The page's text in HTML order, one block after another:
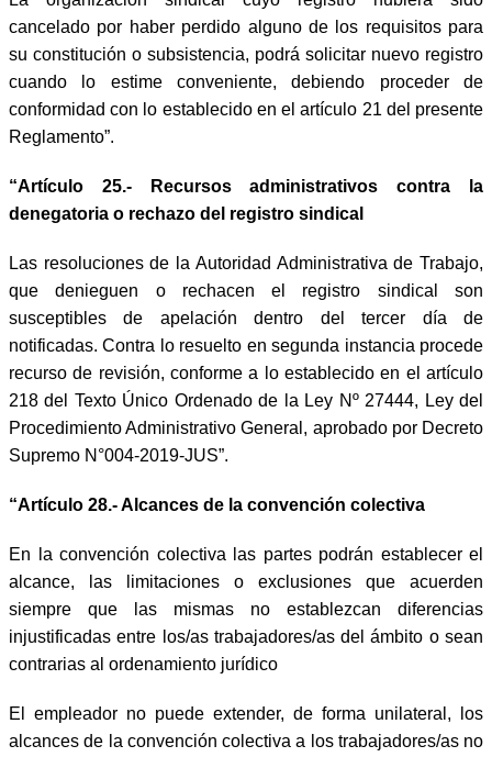
cancelado por haber perdido alguno de los requisitos para
su constitución o subsistencia, podrá solicitar nuevo registro
cuando lo estime conveniente, debiendo proceder de
conformidad con lo establecido en el artículo 21 del presente
Reglamento”.
“Artículo 25.- Recursos administrativos contra la
denegatoria o rechazo del registro sindical
Las resoluciones de la Autoridad Administrativa de Trabajo,
que denieguen o rechacen el registro sindical son
susceptibles de apelación dentro del tercer día de
notificadas. Contra lo resuelto en segunda instancia procede
recurso de revisión, conforme a lo establecido en el artículo
218 del Texto Único Ordenado de la Ley Nº 27444, Ley del
Procedimiento Administrativo General, aprobado por Decreto
Supremo N°004-2019-JUS”.
“Artículo 28.- Alcances de la convención colectiva
En la convención colectiva las partes podrán establecer el
alcance, las limitaciones o exclusiones que acuerden
siempre que las mismas no establezcan diferencias
injustificadas entre los/as trabajadores/as del ámbito o sean
contrarias al ordenamiento jurídico
El empleador no puede extender, de forma unilateral, los
alcances de la convención colectiva a los trabajadores/as no